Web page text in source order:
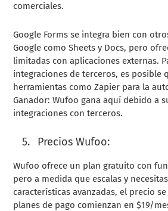
comerciales.
Google Forms se integra bien con
Google como Sheets y Docs, pero
limitadas con aplicaciones externas.
integraciones de terceros, es posible
herramientas como Zapier para la
Ganador: Wufoo gana aquí debido a
integraciones con terceros.
Precios Wufoo:
Wufoo ofrece un plan gratuito con
pero a medida que escalas y
características avanzadas, el precio
planes de pago comienzan en $19/